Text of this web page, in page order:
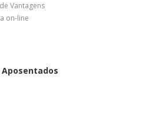
Vantagens
on-line
Aposentados